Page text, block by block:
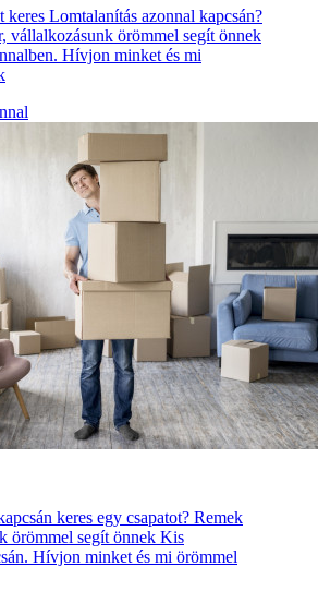
keres Lomtalanítás azonnal kapcsán?
vállalkozásunk örömmel segít önnek
Hívjon minket és mi
keres egy csapatot? Remek
örömmel segít önnek Kis
Hívjon minket és mi örömmel